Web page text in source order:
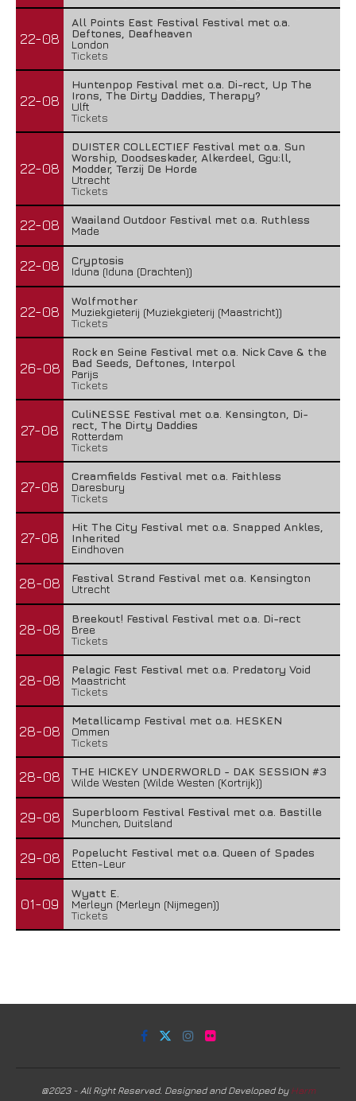
22-08
All Points East Festival Festival met o.a.
Deftones, Deafheaven
London
Tickets
22-08
Huntenpop Festival met o.a. Di-rect, Up The
Irons, The Dirty Daddies, Therapy?
Ulft
Tickets
22-08
DUISTER COLLECTIEF Festival met o.a. Sun
Worship, Doodseskader, Alkerdeel, Ggu:ll,
Modder, Terzij De Horde
Utrecht
Tickets
22-08
Waailand Outdoor Festival met o.a. Ruthless
Made
22-08
Cryptosis
Iduna (Iduna (Drachten))
22-08
Wolfmother
Muziekgieterij (Muziekgieterij (Maastricht))
Tickets
26-08
Rock en Seine Festival met o.a. Nick Cave & the
Bad Seeds, Deftones, Interpol
Parijs
Tickets
27-08
CuliNESSE Festival met o.a. Kensington, Di-
rect, The Dirty Daddies
Rotterdam
Tickets
27-08
Creamfields Festival met o.a. Faithless
Daresbury
Tickets
27-08
Hit The City Festival met o.a. Snapped Ankles,
Inherited
Eindhoven
28-08
Festival Strand Festival met o.a. Kensington
Utrecht
28-08
Breekout! Festival Festival met o.a. Di-rect
Bree
Tickets
28-08
Pelagic Fest Festival met o.a. Predatory Void
Maastricht
Tickets
28-08
Metallicamp Festival met o.a. HESKEN
Ommen
Tickets
28-08
THE HICKEY UNDERWORLD - DAK SESSION #3
Wilde Westen (Wilde Westen (Kortrijk))
29-08
Superbloom Festival Festival met o.a. Bastille
Munchen, Duitsland
29-08
Popelucht Festival met o.a. Queen of Spades
Etten-Leur
01-09
Wyatt E.
Merleyn (Merleyn (Nijmegen))
Tickets
@2023 - All Right Reserved. Designed and Developed by Harm